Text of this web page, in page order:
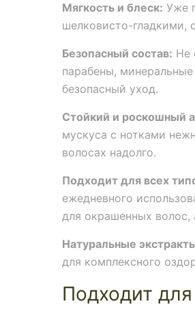
Мягкость и блеск: Уже
шелковисто-
Безопасный состав: Не
парабены,
безопасный уход.
Стойкий и роскошный
мускуса с нотками
волосах надолго.
Подходит для всех
ежедневного
для окрашенных волос,
Натуральные
для комплексного
Подходит для